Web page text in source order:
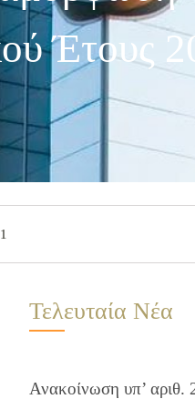
Έτους
Τελευταία Νέα
Ανακοίνωση υπ’